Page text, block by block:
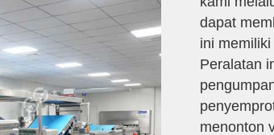
dapat
ini
Peralatan
menonton